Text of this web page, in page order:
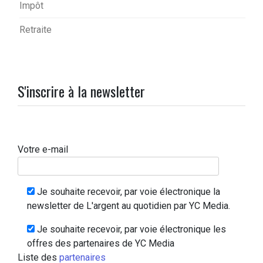
Impôt
Retraite
S'inscrire à la newsletter
Votre e-mail
Je souhaite recevoir, par voie électronique la
newsletter de L'argent au quotidien par YC Media.
Je souhaite recevoir, par voie électronique les
offres des partenaires de YC Media
Liste des partenaires